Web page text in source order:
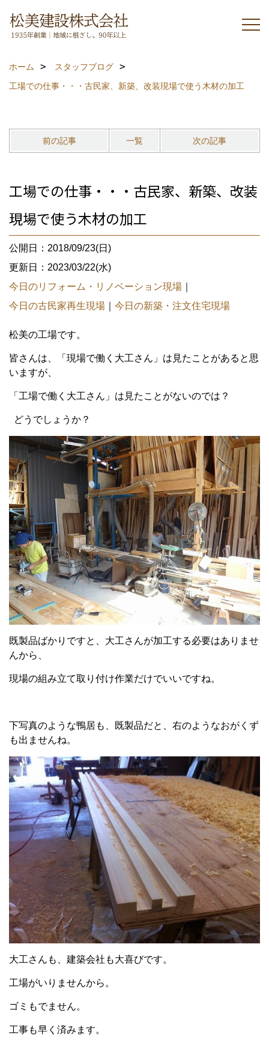
ホーム
スタッフブログ
工場での仕事・・・古民家、新築、改装現場で使う木材の加工
前の記事 一覧 次の記事
工場での仕事・・・古民家、新築、改装
現場で使う木材の加工
公開日：2018/09/23(日)
更新日：2023/03/22(水)
今日のリフォーム・リノベーション現場
今日の古民家再生現場
今日の新築・注文住宅現場
松美の工場です。
皆さんは、「現場で働く大工さん」は見たことがあると思
いますが、
「工場で働く大工さん」は見たことがないのでは？
どうでしょうか？
既製品ばかりですと、大工さんが加工する必要はありませ
んから、
現場の組み立て取り付け作業だけでいいですね。
下写真のような鴨居も、既製品だと、右のようなおがくず
も出ませんね。
大工さんも、建築会社も大喜びです。
工場がいりませんから。
ゴミもでません。
工事も早く済みます。